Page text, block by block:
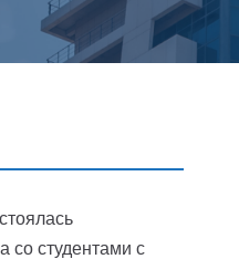
со студентами с